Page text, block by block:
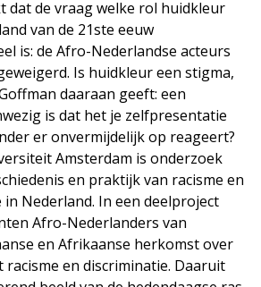
dat de vraag welke rol huidkleur
van de 21ste eeuw
is: de Afro-Nederlandse acteurs
Is huidkleur een stigma,
daaraan geeft: een
is dat het je zelfpresentatie
er onvermijdelijk op reageert?
Amsterdam is onderzoek
en praktijk van racisme en
Nederland. In een deelproject
Afro-Nederlanders van
en Afrikaanse herkomst over
en discriminatie. Daaruit